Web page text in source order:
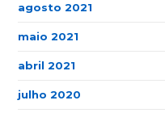
agosto 2021
maio 2021
abril 2021
julho 2020